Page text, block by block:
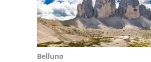
Belluno